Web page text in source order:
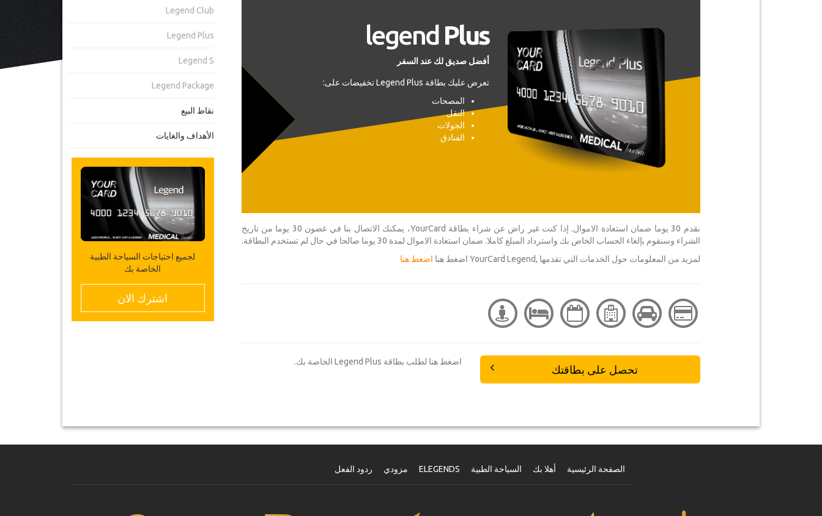
Legend Club
Legend Plus
Legend S
Legend Package
نقاط البيع
الأهداف والغايات
لجميع احتياجات السياحة الطبية
الخاصة بك
اشترك الان
legend Plus
أفضل صديق لك عند السفر
تعرض عليك بطاقة Legend Plus تخفيضات على:
المصحات
النقل
الجولات
الفنادق
نقدم 30 يوما ضمان استعادة الاموال. إذا كنت غير راض عن شراء بطاقة YourCard، يمكنك الاتصال بنا في غضون 30 يوما من تاريخ
الشراء وسنقوم بإلغاء الحساب الخاص بك واسترداد المبلغ كاملا. ضمان استعادة الاموال لمدة 30 يوما صالحا في حال لم تستخدم البطاقة.
لمزيد من المعلومات حول الخدمات التي تقدمها ,YourCard Legend اضغط هنا
اضغط هنا
اضغط هنا لطلب بطاقة Legend Plus الخاصة بك.
تحصل على بطاقتك
الصفحة الرئيسية أهلا بك السياحة الطبية ELEGENDS مزودي ردود الفعل